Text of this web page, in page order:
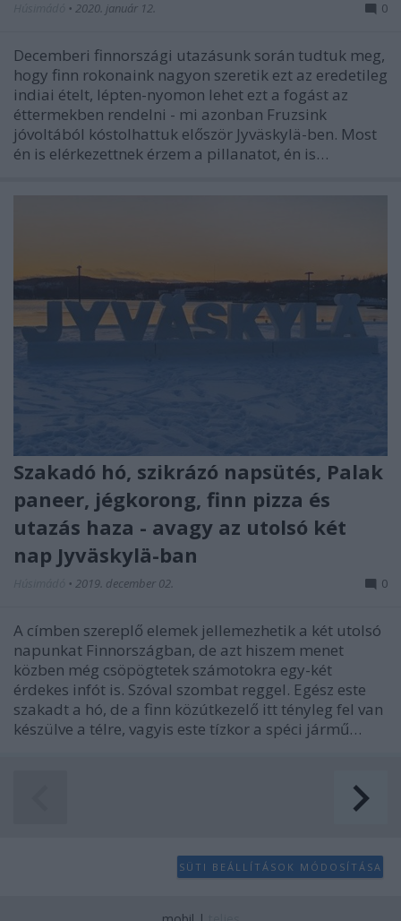
• 2020. január 12. 0
Decemberi finnországi utazásunk során tudtuk meg,
hogy finn rokonaink nagyon szeretik ezt az eredetileg
indiai ételt, lépten-nyomon lehet ezt a fogást az
éttermekben rendelni - mi azonban Fruzsink
jóvoltából kóstolhattuk először Jyväskylä-ben. Most
én is elérkezettnek érzem a pillanatot, én is…
Szakadó hó, szikrázó napsütés, Palak
paneer, jégkorong, finn pizza és
utazás haza - avagy az utolsó két
nap Jyväskylä-ban
• 2019. december 02. 0
A címben szereplő elemek jellemezhetik a két utolsó
napunkat Finnországban, de azt hiszem menet
közben még csöpögtetek számotokra egy-két
érdekes infót is. Szóval szombat reggel. Egész este
szakadt a hó, de a finn közútkezelő itt tényleg fel van
készülve a télre, vagyis este tízkor a spéci jármű…
SÜTI BEÁLLÍTÁSOK MÓDOSÍTÁSA